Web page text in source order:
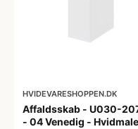
HVIDEVARESHOPPEN.DK
Affaldsskab - U030-
- 04 Venedig -